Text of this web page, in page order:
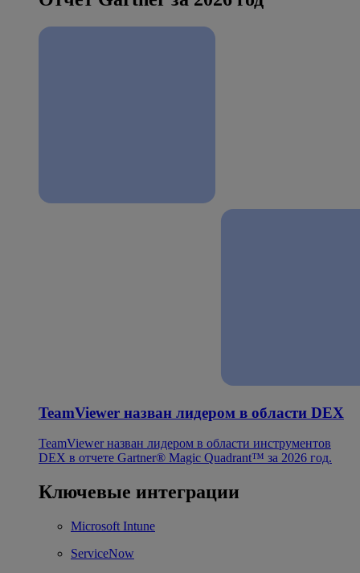
TeamViewer назван лидером в области DEX
TeamViewer назван лидером в области инструментов
DEX в отчете Gartner® Magic Quadrant™ за 2026 год.
Ключевые интеграции
Microsoft Intune
ServiceNow